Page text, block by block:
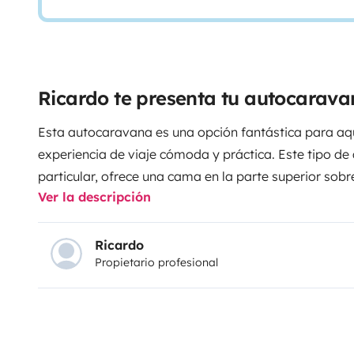
Ricardo te presenta tu
Esta autocaravana es una opción fantástica para
experiencia de viaje cómoda y práctica. Este tipo
particular, ofrece una cama en la parte superior
maximiza el espacio en el interior. Aquí te menciono
ventajas que puedes disfrutar al viajar en ella:
cabina (la capuchina) proporciona un espacio
encuentra en otros tipos de autocaravanas. Esto
más personas, ya que se optimiza el espacio
Ver la descripción
Ricardo
Propietario profesional